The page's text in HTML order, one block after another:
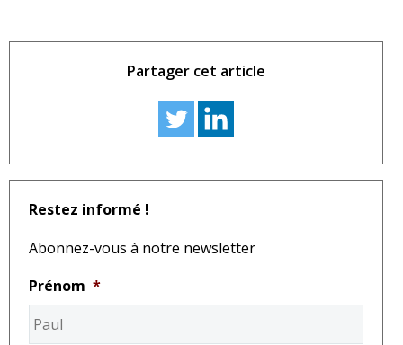
Partager cet article
Restez informé !
Abonnez-vous à notre newsletter
Prénom *